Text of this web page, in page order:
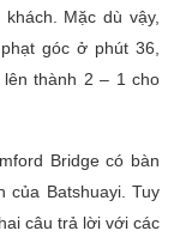
Mặc dù vậy,
góc ở phút 36,
lên thành 2 – 1 cho
Bridge có bàn
của Batshuayi. Tuy
câu trả lời với các